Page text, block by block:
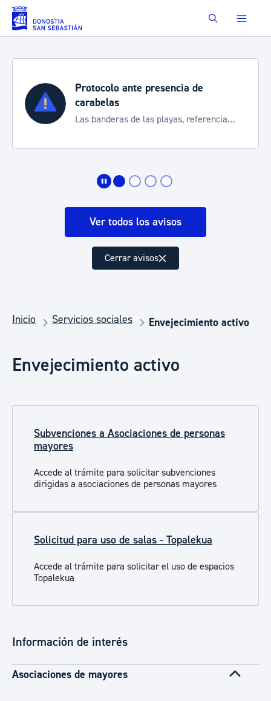
Saltar al contenido principal Buscar
Protocolo ante presencia de
carabelas
Las banderas de las playas, referencia
Ver todos los avisos
Cerrar avisos
Inicio Servicios sociales Envejecimiento activo
Envejecimiento activo
Subvenciones a Asociaciones de personas
mayores
Accede al trámite para solicitar subvenciones
dirigidas a asociaciones de personas mayores
Solicitud para uso de salas - Topalekua
Accede al trámite para solicitar el uso de espacios
Topalekua
Información de interés
Asociaciones de mayores